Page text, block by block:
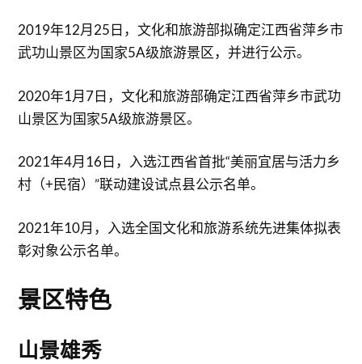
2019年12月25日，文化和旅游部拟确定江西省萍乡市
武功山景区为国家5A级旅游景区，并进行公示。
2020年1月7日，文化和旅游部确定江西省萍乡市武功
山景区为国家5A级旅游景区。
2021年4月16日，入选江西省首批“美丽宜居与活力乡
村（+民宿）”联动建设试点县公示名单。
2021年10月，入选全国文化和旅游系统先进集体拟表
彰对象公示名单。
景区特色
山景雄秀